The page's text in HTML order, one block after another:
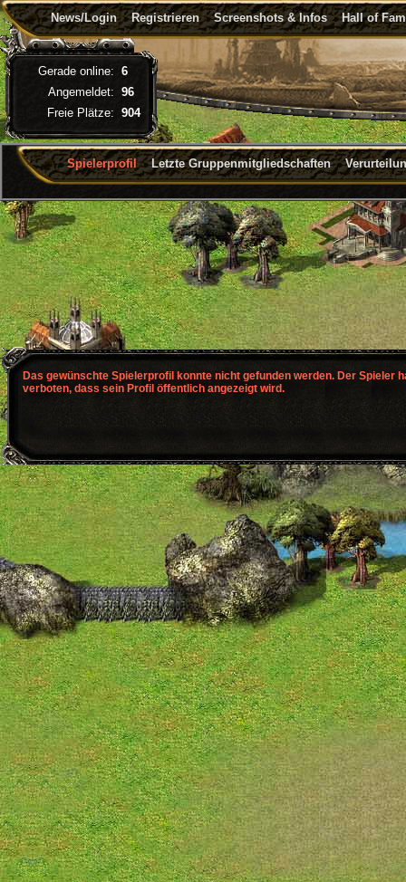
News/Login Registrieren Screenshots & Infos Hall of
Spielerprofil Letzte Gruppenmitgliedschaften
Gerade online: 6
Angemeldet: 96
Freie Plätze: 904
Das gewünschte Spielerprofil konnte nicht gefunden werden. Der Spieler
verboten, dass sein Profil öffentlich angezeigt wird.